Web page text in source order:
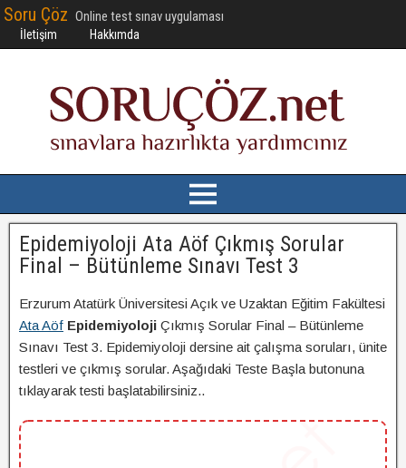
Soru Çöz Online test sınav uygulaması
İletişim Hakkımda
Epidemiyoloji Ata Aöf Çıkmış Sorular
Final – Bütünleme Sınavı Test 3
Erzurum Atatürk Üniversitesi Açık ve Uzaktan Eğitim Fakültesi
Ata Aöf Epidemiyoloji Çıkmış Sorular Final – Bütünleme
Sınavı Test 3. Epidemiyoloji dersine ait çalışma soruları, ünite
testleri ve çıkmış sorular. Aşağıdaki Teste Başla butonuna
tıklayarak testi başlatabilirsiniz..